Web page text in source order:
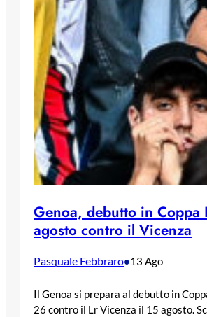
Genoa, debutto in Coppa
agosto contro il Vicenza
Pasquale Febbraro•13 Ago
Il Genoa si prepara al debutto in
26 contro il Lr Vicenza il 15 agosto.